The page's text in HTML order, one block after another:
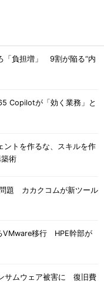
「負担増」 9割が陥る“内
Copilotが「効く業務」と
ントを作るな、スキルを作
術
題 カカクコムが新ツール
VMware移行 HPE幹部が
サムウェア被害に 復旧費